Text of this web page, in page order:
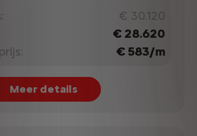
€ 30.120
€ 28.620
€ 583/m
Meer details